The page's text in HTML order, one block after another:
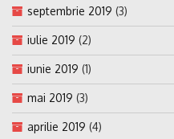
septembrie 2019 (3)
iulie 2019 (2)
iunie 2019 (1)
mai 2019 (3)
aprilie 2019 (4)